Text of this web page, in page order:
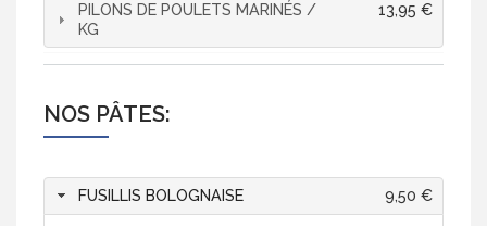
PILONS DE POULETS MARINÉS /
KG
13,95 €
NOS PÂTES:
FUSILLIS BOLOGNAISE 9,50 €